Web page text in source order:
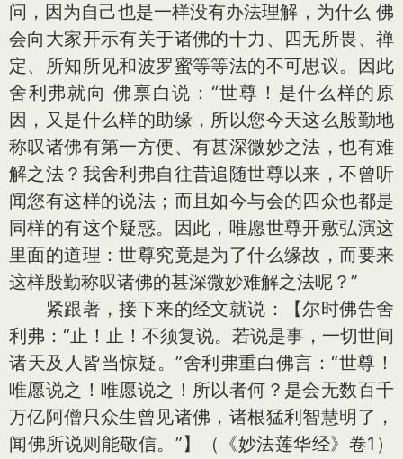
问，因为自己也是一样没有办法理解，为什么 佛
会向大家开示有关于诸佛的十力、四无所畏、禅
定、所知所见和波罗蜜等等法的不可思议。因此
舍利弗就向 佛禀白说：“世尊！是什么样的原
因，又是什么样的助缘，所以您今天这么殷勤地
称叹诸佛有第一方便、有甚深微妙之法，也有难
解之法？我舍利弗自往昔追随世尊以来，不曾听
闻您有这样的说法；而且如今与会的四众也都是
同样的有这个疑惑。因此，唯愿世尊开敷弘演这
里面的道理：世尊究竟是为了什么缘故，而要来
这样殷勤称叹诸佛的甚深微妙难解之法呢？”
紧跟著，接下来的经文就说：【尔时佛告舍
利弗：“止！止！不须复说。若说是事，一切世间
诸天及人皆当惊疑。”舍利弗重白佛言：“世尊！
唯愿说之！唯愿说之！所以者何？是会无数百千
万亿阿僧只众生曾见诸佛，诸根猛利智慧明了，
闻佛所说则能敬信。”】（《妙法莲华经》卷1）